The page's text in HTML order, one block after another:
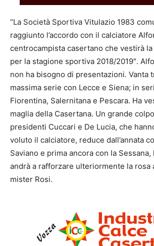
“La Società Sportiva Vitulazio 1983
raggiunto l’accordo con il calciatore
centrocampista casertano che vestirà
per la stagione sportiva 2018/2019″.
non ha bisogno di presentazioni. Vanta
massima serie con Lecce e Siena; in
Fiorentina, Salernitana e Pescara. Ha
maglia della Casertana. Un grande
presidenti Cuccari e De Lucia, che
voluto il calciatore, reduce dall’annata
Saviano e prima ancora con la
andrà a rafforzare ulteriormente la rosa
mister Rosi.